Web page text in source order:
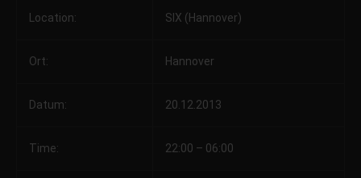
Location: SIX (Hannover)
Ort: Hannover
Datum: 20.12.2013
Time: 22:00 – 06:00